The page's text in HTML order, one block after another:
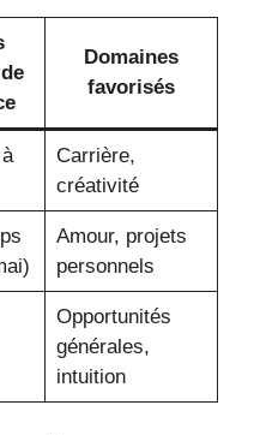
Domaines
favorisés
Carrière,
créativité
Amour, projets
personnels
Opportunités
générales,
intuition